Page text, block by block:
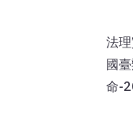
法
國
命-